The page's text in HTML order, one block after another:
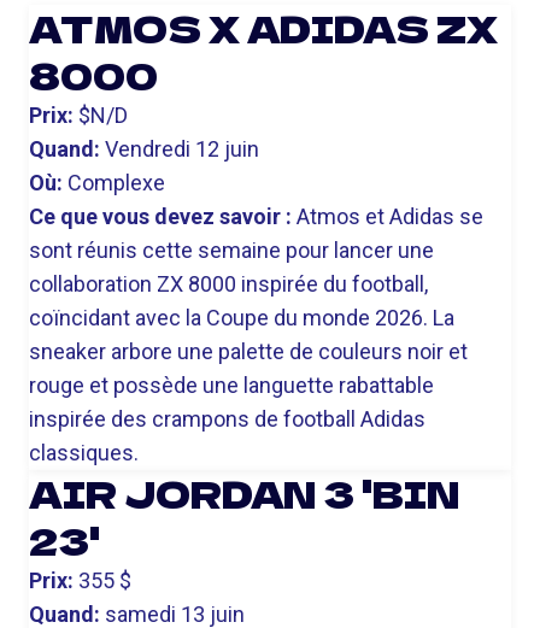
ATMOS X ADIDAS ZX
8000
Prix: $N/D
Quand: Vendredi 12 juin
Où: Complexe
Ce que vous devez savoir : Atmos et Adidas se
sont réunis cette semaine pour lancer une
collaboration ZX 8000 inspirée du football,
coïncidant avec la Coupe du monde 2026. La
sneaker arbore une palette de couleurs noir et
rouge et possède une languette rabattable
inspirée des crampons de football Adidas
classiques.
AIR JORDAN 3 'BIN
23'
Prix: 355 $
Quand: samedi 13 juin